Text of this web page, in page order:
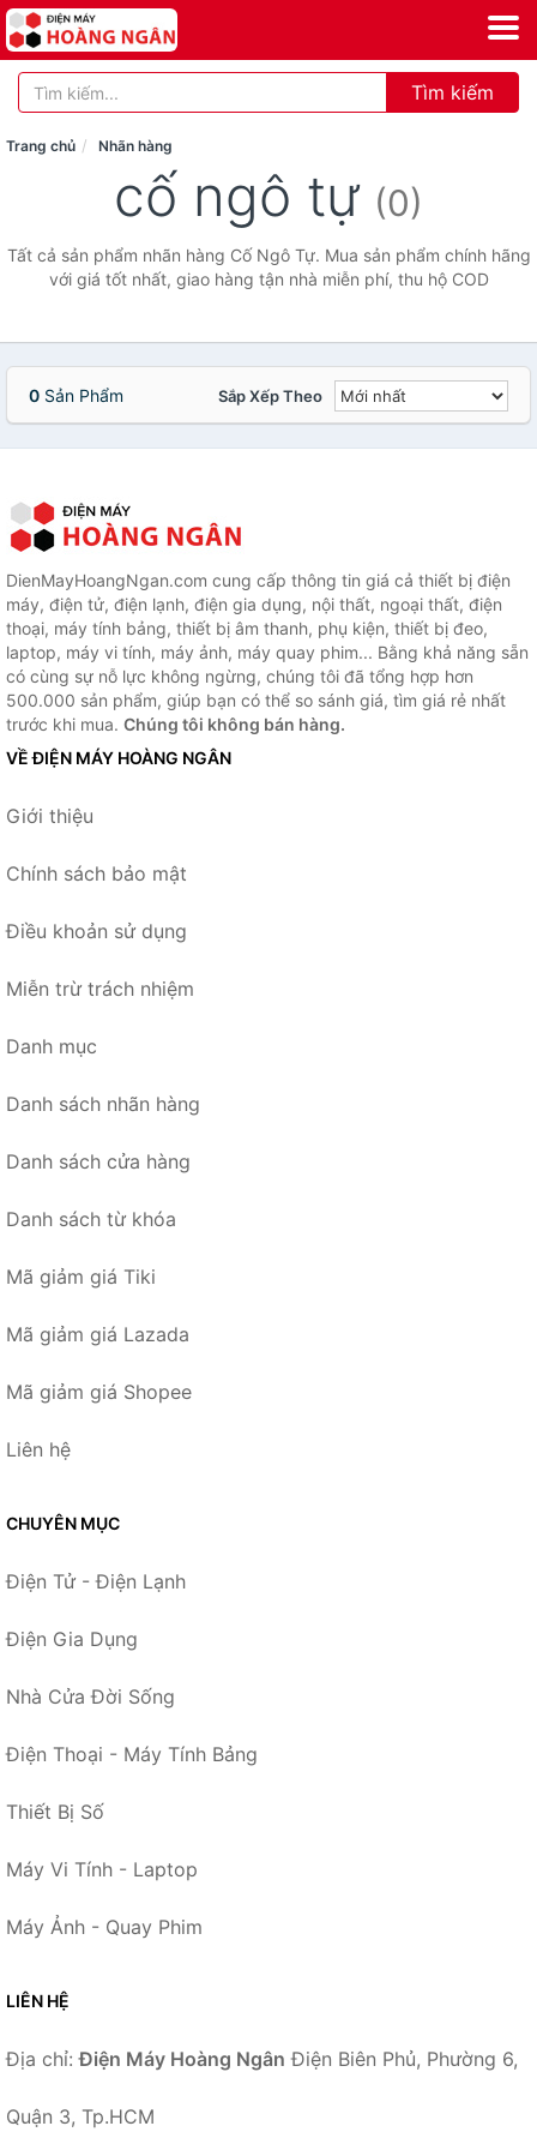
Tìm kiếm
Trang chủ Nhãn hàng
cố ngô tự (0)
Tất cả sản phẩm nhãn hàng Cố Ngô Tự. Mua sản phẩm chính hãng
với giá tốt nhất, giao hàng tận nhà miễn phí, thu hộ COD
0 Sản Phẩm Sắp Xếp Theo
DienMayHoangNgan.com cung cấp thông tin giá cả thiết bị điện
máy, điện tử, điện lạnh, điện gia dụng, nội thất, ngoại thất, điện
thoại, máy tính bảng, thiết bị âm thanh, phụ kiện, thiết bị đeo,
laptop, máy vi tính, máy ảnh, máy quay phim... Bằng khả năng sẵn
có cùng sự nỗ lực không ngừng, chúng tôi đã tổng hợp hơn
500.000 sản phẩm, giúp bạn có thể so sánh giá, tìm giá rẻ nhất
trước khi mua. Chúng tôi không bán hàng.
VỀ ĐIỆN MÁY HOÀNG NGÂN
Giới thiệu
Chính sách bảo mật
Điều khoản sử dụng
Miễn trừ trách nhiệm
Danh mục
Danh sách nhãn hàng
Danh sách cửa hàng
Danh sách từ khóa
Mã giảm giá Tiki
Mã giảm giá Lazada
Mã giảm giá Shopee
Liên hệ
CHUYÊN MỤC
Điện Tử - Điện Lạnh
Điện Gia Dụng
Nhà Cửa Đời Sống
Điện Thoại - Máy Tính Bảng
Thiết Bị Số
Máy Vi Tính - Laptop
Máy Ảnh - Quay Phim
LIÊN HỆ
Địa chỉ:Điện Máy Hoàng Ngân Điện Biên Phủ, Phường 6,
Quận 3, Tp.HCM